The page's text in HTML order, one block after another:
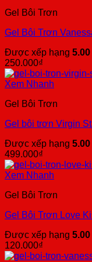
Gel Bôi Trơn
Gel Bôi Trơn
Được xếp hạng 5.00
250.000₫
Xem Nhanh
Gel Bôi Trơn
Gel bôi trơn Virgin
Được xếp hạng 5.00
499.000₫
Xem Nhanh
Gel Bôi Trơn
Gel Bôi Trơn Love
Được xếp hạng 5.00
120.000₫